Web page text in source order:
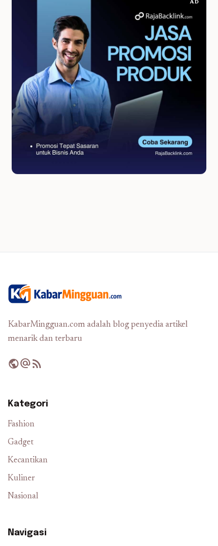
AD
KabarMingguan.com adalah blog penyedia artikel
menarik dan terbaru
publicalternate_emailrss_feed
Kategori
Fashion
Gadget
Kecantikan
Kuliner
Nasional
Navigasi